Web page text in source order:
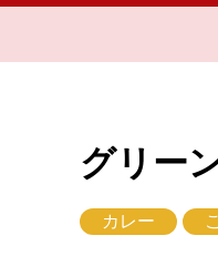
グリー
カレー